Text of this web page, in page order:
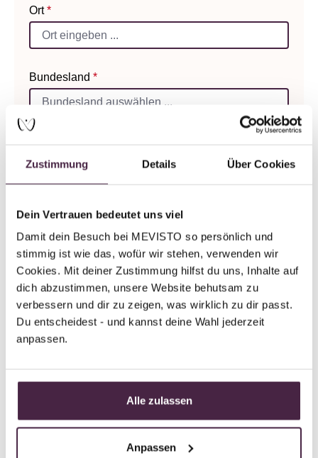
Zustimmung Details Über Cookies
Dein Vertrauen bedeutet uns viel
Damit dein Besuch bei MEVISTO so persönlich und
stimmig ist wie das, wofür wir stehen, verwenden wir
Cookies. Mit deiner Zustimmung hilfst du uns, Inhalte auf
dich abzustimmen, unsere Website behutsam zu
verbessern und dir zu zeigen, was wirklich zu dir passt.
Du entscheidest - und kannst deine Wahl jederzeit
anpassen.
Alle zulassen
Anpassen
Ort*
Bundesland *
Telefon
Diese Seite ist durch reCAPTCHA geschützt und